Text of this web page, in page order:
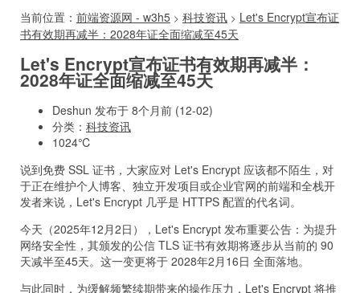
当前位置： 前端资源网 - w3h5 > 科技资讯 > Let's Encrypt宣布证
书有效期再减半：2028年证全面缩减至45天
Let's Encrypt宣布证书有效期再减半：
2028年证全面缩减至45天
Deshun 发布于 8个月前 (12-02)
分类： 科技资讯
1024℃
说到免费 SSL 证书，大家应对 Let's Encrypt 应该都不陌生，对
于正在维护个人博客、独立开发项目或企业官网的前端和全栈开
发者来说，Let's Encrypt 几乎是 HTTPS 配置的代名词。
今天（2025年12月2日），Let's Encrypt 发布重要公告：为提升
网络安全性，其颁发的公信 TLS 证书有效期将逐步从当前的 90
天减半至45天。这一变更将于 2028年2月16日 全面落地。
与此同时，为缓解频繁续期带来的操作压力，Let's Encrypt 将推